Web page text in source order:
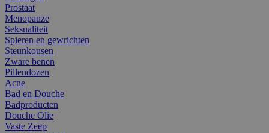
Prostaat
Menopauze
Seksualiteit
Spieren en gewrichten
Steunkousen
Zware benen
Pillendozen
Acne
Bad en Douche
Badproducten
Douche Olie
Vaste Zeep